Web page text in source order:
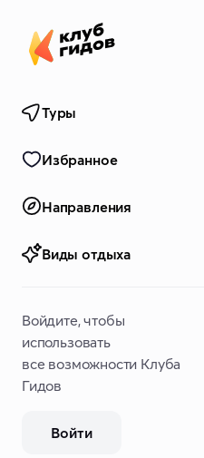
Туры
Избранное
Направления
Виды отдыха
Войдите, чтобы
использовать
все возможности Клуба
Гидов
Войти